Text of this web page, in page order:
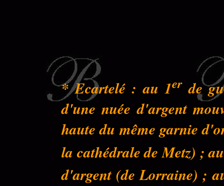
* Ecartelé : au 1erde
d'une nuée d'argent
haute du même garnie
la cathédrale de Metz) ;
d'argent (de Lorraine) ;